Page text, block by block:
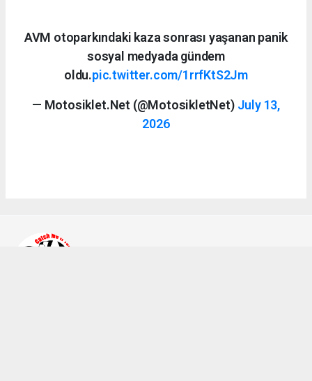
AVM otoparkındaki kaza sonrası yaşanan panik
sosyal medyada gündem
oldu.pic.twitter.com/1rrfKtS2Jm
— Motosiklet.Net (@MotosikletNet) July 13,
2026